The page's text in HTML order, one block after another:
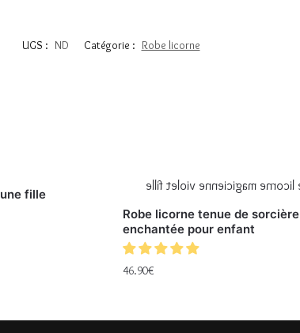
UGS : ND Catégorie : Robe licorne
fille
Robe licorne tenue de sorcière
enchantée pour enfant
46.90€